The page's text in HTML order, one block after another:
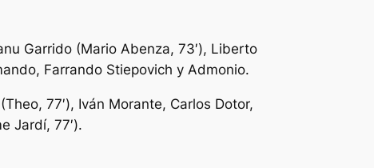
Garrido (Mario Abenza, 73′), Liberto
Farrando Stiepovich y Admonio.
77′), Iván Morante, Carlos Dotor,
Jardí, 77′).